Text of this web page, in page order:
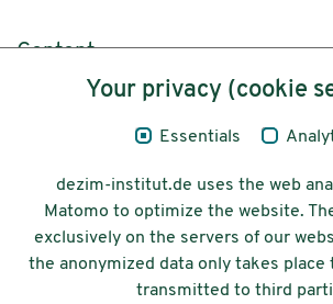
Content
Legal Notice
© 2026 Deutsches Zentrum für
Integrations-
und Migrationsforschung DeZIM
Your privacy (cookie
Essentials
dezim-institut.de uses the web
Matomo to optimize the website.
exclusively on the servers of our
the anonymized data only takes place
transmitted to third